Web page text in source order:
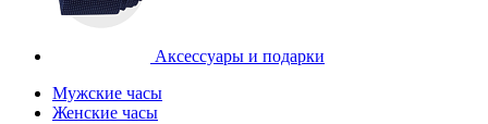
Аксессуары и подарки
Мужские часы
Женские часы